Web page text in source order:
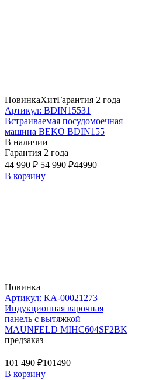
НовинкаХитГарантия 2 года
Артикул: BDIN15531
Встраиваемая посудомоечная
машина BEKO BDIN155
В наличии
Гарантия 2 года
44 990 ₽ 54 990 ₽44990
В корзину
Новинка
Артикул: КА-00021273
Индукционная варочная
панель с вытяжкой
MAUNFELD MIHC604SF2BK
предзаказ
101 490 ₽101490
В корзину